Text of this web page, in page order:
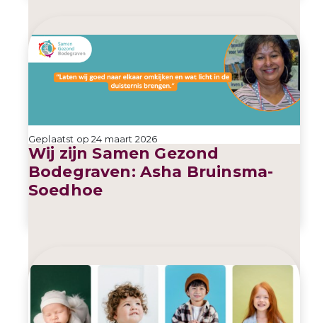
Geplaatst op 24 maart 2026
Wij zijn Samen Gezond
Bodegraven: Asha Bruinsma-
Soedhoe